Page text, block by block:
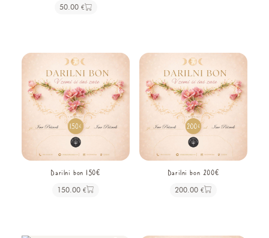
50.00 €
Darilni bon 150€
150.00 €
Darilni bon 200€
200.00 €